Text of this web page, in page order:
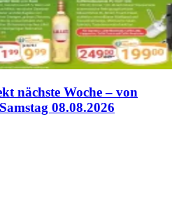
nächste Woche – von
08.08.2026